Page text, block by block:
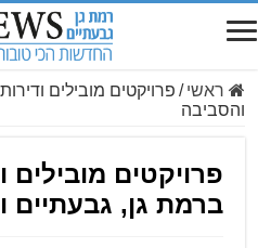
ראשי / פרויקטים מובילים
והסביבה
פרויקטים מובילים
ברמת גן, גבעתיים